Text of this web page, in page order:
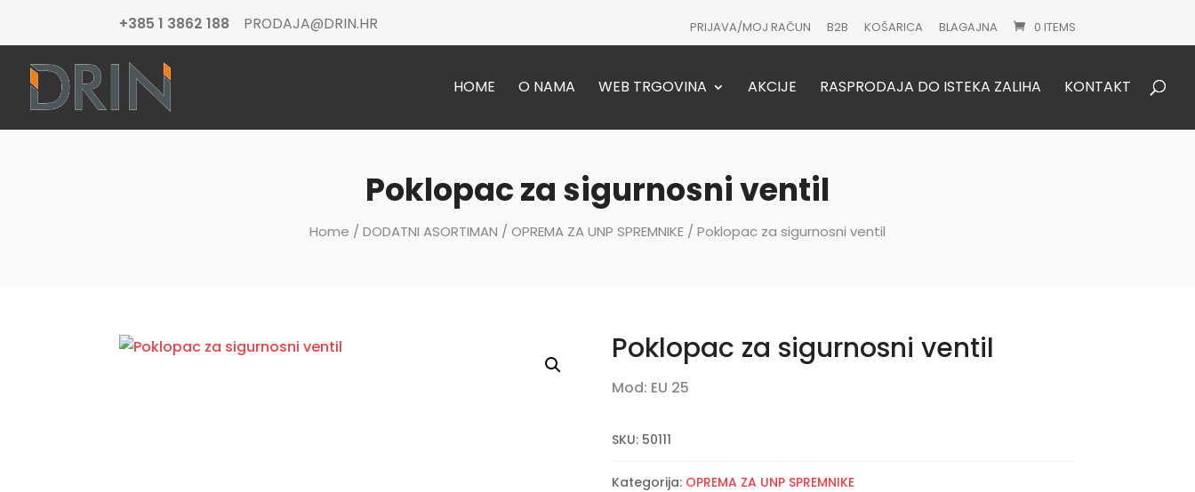
+385 1 3862 188 PRODAJA@DRIN.HR PRIJAVA/MOJ RAČUN B2B KOŠARICA BLAGAJNA 0 ITEMS
HOME O NAMA WEB TRGOVINA AKCIJE RASPRODAJA DO ISTEKA ZALIHA KONTAKT
Products
Poklopac za sigurnosni ventil
Home / DODATNI ASORTIMAN / OPREMA ZA UNP SPREMNIKE / Poklopac za sigurnosni ventil
Poklopac za sigurnosni ventil
Mod: EU 25
SKU: 50111
Kategorija: OPREMA ZA UNP SPREMNIKE